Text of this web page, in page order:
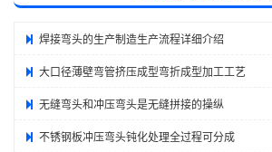
焊接弯头的生产制造生产流程详细介绍
大口径薄壁弯管挤压成型弯折成型加工工艺
无缝弯头和冲压弯头是无缝拼接的操纵
不锈钢板冲压弯头钝化处理全过程可分成